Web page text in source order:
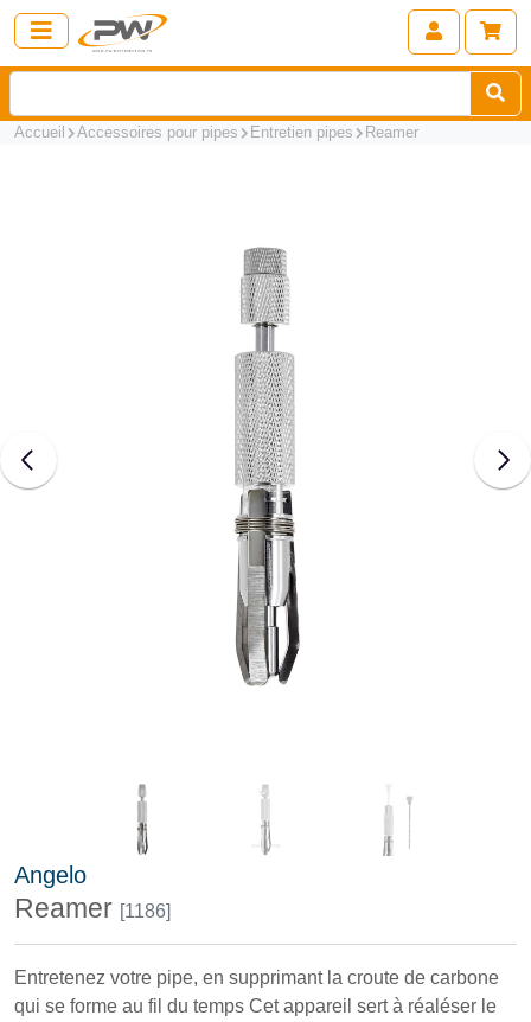
Accueil Accessoires pour pipes Entretien pipes Reamer
Angelo
Reamer [1186]
Entretenez votre pipe, en supprimant la croute de carbone
qui se forme au fil du temps Cet appareil sert à réaléser le